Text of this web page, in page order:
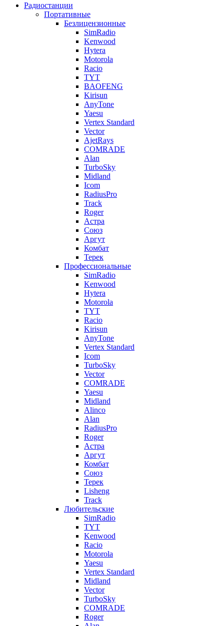
Радиостанции
Портативные
Безлицензионные
SimRadio
Kenwood
Hytera
Motorola
Racio
TYT
BAOFENG
Kirisun
AnyTone
Yaesu
Vertex Standard
Vector
AjetRays
COMRADE
Alan
TurboSky
Midland
Icom
RadiusPro
Track
Roger
Астра
Союз
Аргут
Комбат
Терек
Профессиональные
SimRadio
Kenwood
Hytera
Motorola
TYT
Racio
Kirisun
AnyTone
Vertex Standard
Icom
TurboSky
Vector
COMRADE
Yaesu
Midland
Alinco
Alan
RadiusPro
Roger
Астра
Аргут
Комбат
Союз
Терек
Lisheng
Track
Любительские
SimRadio
TYT
Kenwood
Racio
Motorola
Yaesu
Vertex Standard
Midland
Vector
TurboSky
COMRADE
Roger